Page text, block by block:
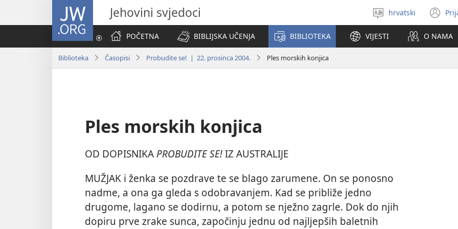
JW.ORG Jehovini svjedoci
Izaberi
jezik
hrvatski
se
novi
POČETNA
BIBLIJSKA UČENJA BIBLIOTEKA VIJESTI O NAMA
Biblioteka Časopisi Probudite se! | 22. prosinca 2004. Ples morskih konjica
Ples morskih konjica
OD DOPISNIKAPROBUDITE SE!IZ AUSTRALIJE
MUŽJAK i ženka se pozdrave te se blago zarumene. On se ponosno
nadme, a ona ga gleda s odobravanjem. Kad se približe jedno
drugome, lagano se dodirnu, a potom se nježno zagrle. Dok do njih
dopiru prve zrake sunca, započinju jednu od najljepših baletnih